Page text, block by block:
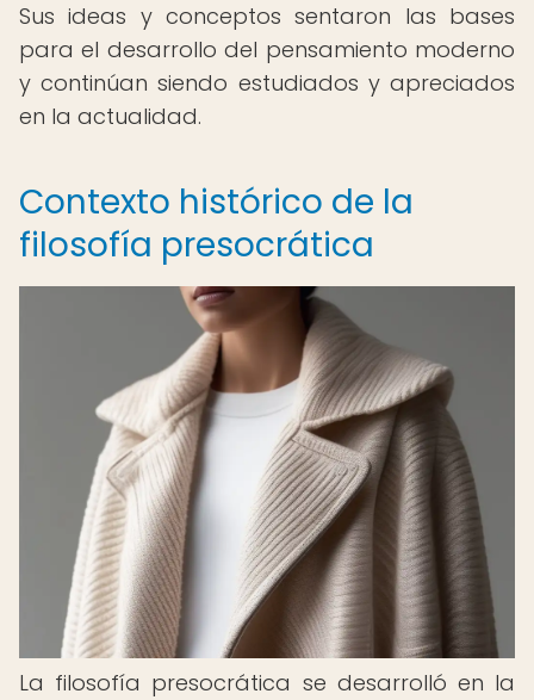
Sus ideas y conceptos sentaron las bases
para el desarrollo del pensamiento moderno
y continúan siendo estudiados y apreciados
en la actualidad.
Contexto histórico de la
filosofía presocrática
La filosofía presocrática se desarrolló en la